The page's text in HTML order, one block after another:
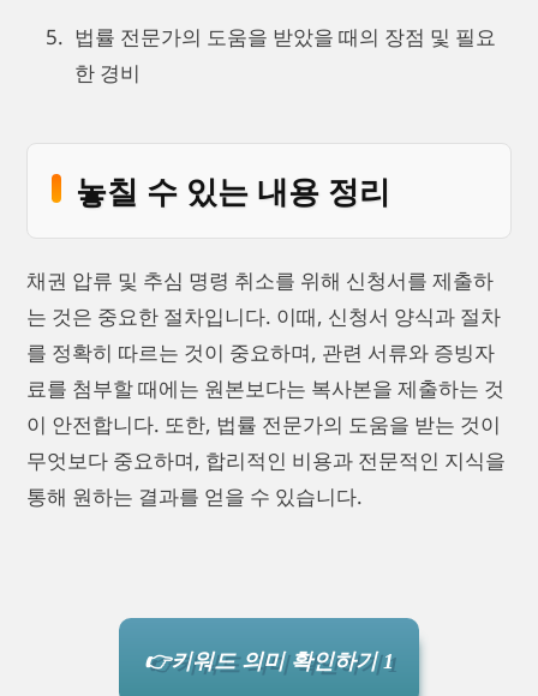
법률 전문가의 도움을 받았을 때의 장점 및 필요
한 경비
놓칠 수 있는 내용 정리
채권 압류 및 추심 명령 취소를 위해 신청서를 제출하
는 것은 중요한 절차입니다. 이때, 신청서 양식과 절차
를 정확히 따르는 것이 중요하며, 관련 서류와 증빙자
료를 첨부할 때에는 원본보다는 복사본을 제출하는 것
이 안전합니다. 또한, 법률 전문가의 도움을 받는 것이
무엇보다 중요하며, 합리적인 비용과 전문적인 지식을
통해 원하는 결과를 얻을 수 있습니다.
👉키워드 의미 확인하기 1